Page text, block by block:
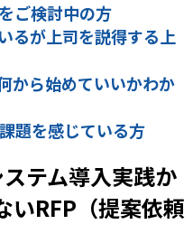
ご検討中の方
るが上司を説得する上
から始めていいかわか
題を感じている方
テム導入実践か
いRFP（提案依頼